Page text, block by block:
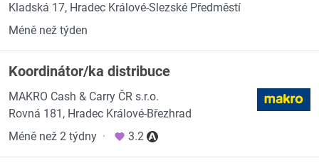
Kladská 17, Hradec Králové-Slezské Předměstí
Méně než týden
Koordinátor/ka distribuce
MAKRO Cash & Carry ČR s.r.o.
Rovná 181, Hradec Králové-Březhrad
Méně než 2 týdny · 3.2